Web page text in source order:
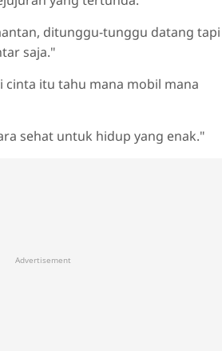
ditunggu-tunggu datang tapi
saja."
cinta itu tahu mana mobil mana
sehat untuk hidup yang enak."
Advertisement